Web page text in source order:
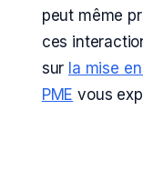
peut même
ces
sur la mise
PME vous